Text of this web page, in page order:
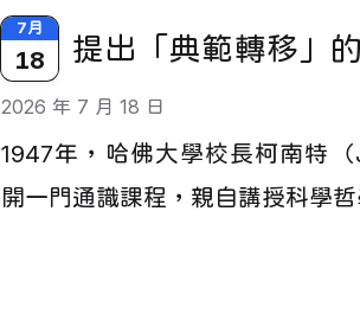
7月
18 提出「典範轉移」
2026 年 7 月 18 日
1947年，哈佛大學校長柯南特
開一門通識課程，親自講授科學